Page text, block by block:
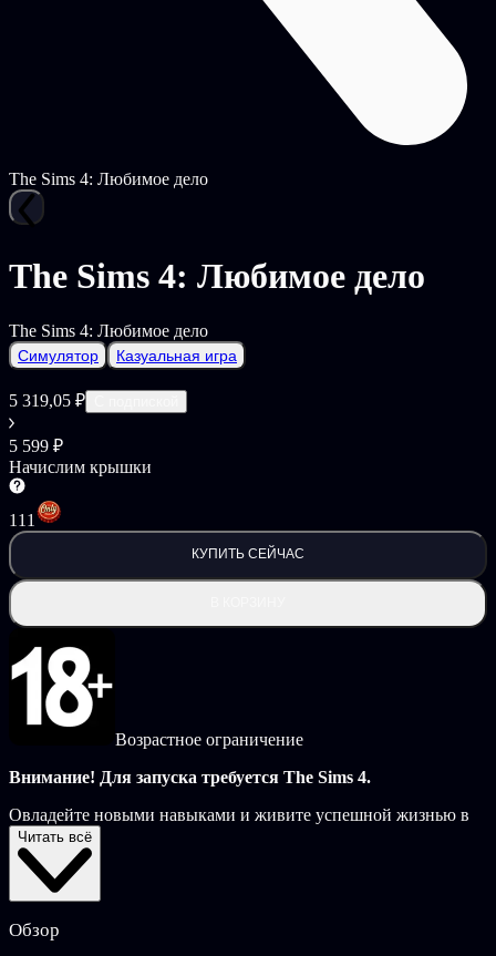
The Sims 4: Любимое дело
The Sims 4: Любимое дело
The Sims 4: Любимое дело
Симулятор Казуальная игра
5 319,05 ₽
5 599 ₽
Начислим крышки
111
КУПИТЬ СЕЙЧАС
Возрастное ограничение
Внимание! Для запуска требуется The Sims 4.
Овладейте новыми навыками и живите успешной жизнью в
дополнении «The Sims 4 Любимое дело»*. Постройте дом в
Нордхавене — городе полном возможностей, где вы сможете
воплощать свои мечты в воодушевленном сообществе.
Создавайте произведения искусства с новым навыком
создавайте предметы с навыком гончарного дела и взимайте
Читать всё
Обзор